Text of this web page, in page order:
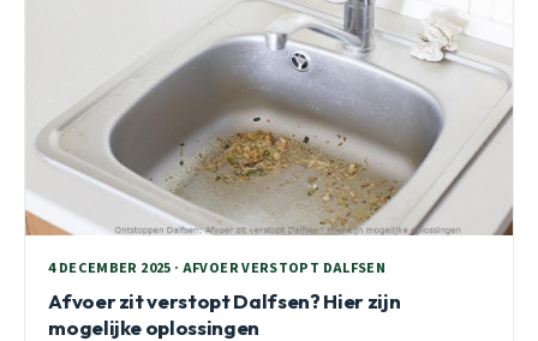
4 DECEMBER 2025 · AFVOER VERSTOPT DALFSEN
Afvoer zit verstopt Dalfsen? Hier zijn
mogelijke oplossingen